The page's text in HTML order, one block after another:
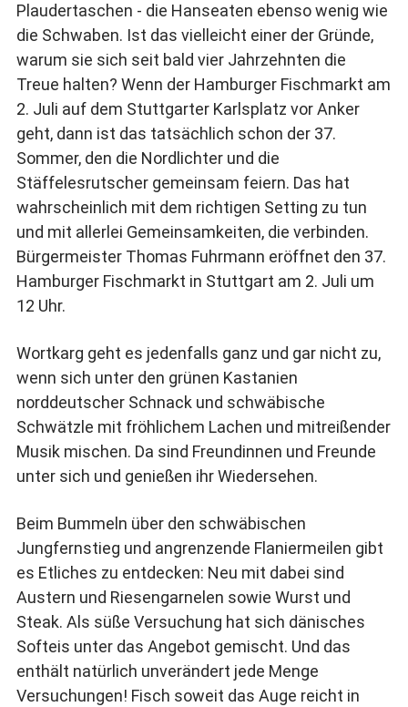
Plaudertaschen - die Hanseaten ebenso wenig wie
die Schwaben. Ist das vielleicht einer der Gründe,
warum sie sich seit bald vier Jahrzehnten die
Treue halten? Wenn der Hamburger Fischmarkt am
2. Juli auf dem Stuttgarter Karlsplatz vor Anker
geht, dann ist das tatsächlich schon der 37.
Sommer, den die Nordlichter und die
Stäffelesrutscher gemeinsam feiern. Das hat
wahrscheinlich mit dem richtigen Setting zu tun
und mit allerlei Gemeinsamkeiten, die verbinden.
Bürgermeister Thomas Fuhrmann eröffnet den 37.
Hamburger Fischmarkt in Stuttgart am 2. Juli um
12 Uhr.
Wortkarg geht es jedenfalls ganz und gar nicht zu,
wenn sich unter den grünen Kastanien
norddeutscher Schnack und schwäbische
Schwätzle mit fröhlichem Lachen und mitreißender
Musik mischen. Da sind Freundinnen und Freunde
unter sich und genießen ihr Wiedersehen.
Beim Bummeln über den schwäbischen
Jungfernstieg und angrenzende Flaniermeilen gibt
es Etliches zu entdecken: Neu mit dabei sind
Austern und Riesengarnelen sowie Wurst und
Steak. Als süße Versuchung hat sich dänisches
Softeis unter das Angebot gemischt. Und das
enthält natürlich unverändert jede Menge
Versuchungen! Fisch soweit das Auge reicht in